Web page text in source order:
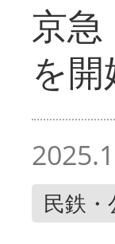
京
を開
民鉄・